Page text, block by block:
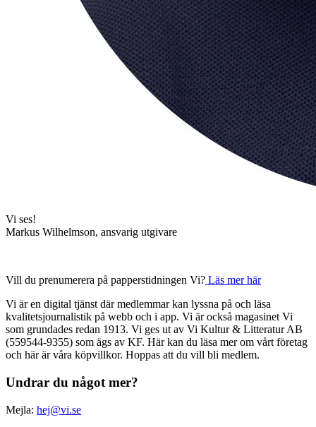
Vi ses!
Markus Wilhelmson, ansvarig utgivare
Vill du prenumerera på papperstidningen Vi? Läs mer här
Vi är en digital tjänst där medlemmar kan lyssna på och läsa
kvalitetsjournalistik på webb och i app. Vi är också magasinet Vi
som grundades redan 1913. Vi ges ut av Vi Kultur & Litteratur AB
(559544-9355) som ägs av KF. Här kan du läsa mer om vårt företag
och här är våra köpvillkor. Hoppas att du vill bli medlem.
Undrar du något mer?
Mejla: hej@vi.se